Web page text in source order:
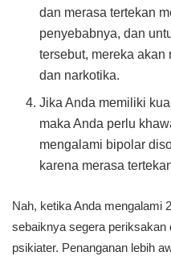
dan merasa tertekan
penyebabnya, dan
tersebut, mereka akan
dan narkotika.
Jika Anda memiliki
maka Anda perlu
mengalami bipolar
karena merasa
Nah, ketika Anda mengalami
sebaiknya segera periksakan
psikiater. Penanganan lebih